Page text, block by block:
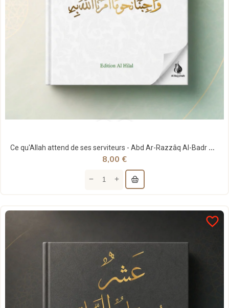
Ce qu'Allah attend de ses serviteurs - Abd Ar-Razzâq Al-Badr – Al Hilal
8,00 €
favorite_border